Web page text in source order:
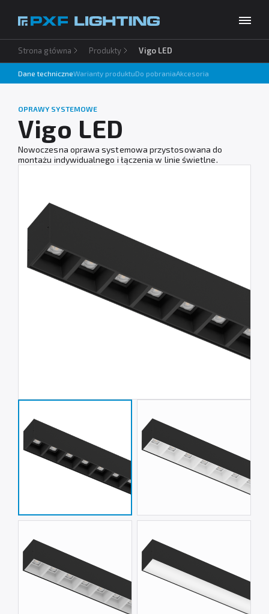
Produkty
Inspiracje
Usługi
Baza wiedzy
O firmie
Kontakt
Strona główna Produkty Vigo LED
Dane techniczneWarianty produktuDo pobraniaAkcesoria
OPRAWY SYSTEMOWE
Vigo LED
Nowoczesna oprawa systemowa przystosowana do
montażu indywidualnego i łączenia w linie świetlne.